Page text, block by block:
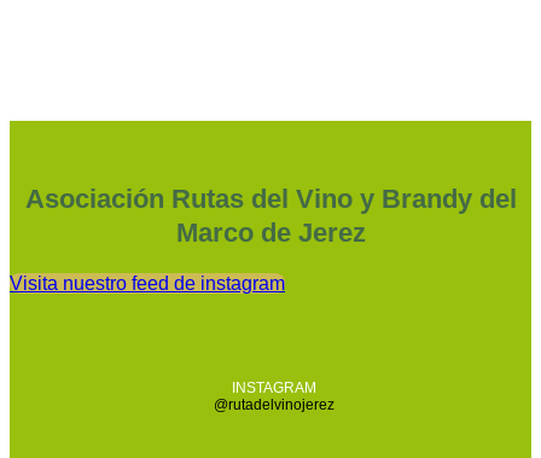
Asociación Rutas del Vino y Brandy del
Marco de Jerez
Visita nuestro feed de instagram
INSTAGRAM
@rutadelvinojerez